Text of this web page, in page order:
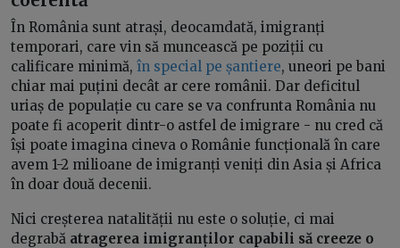
În România sunt atrași, deocamdată, imigranți
temporari, care vin să muncească pe poziții cu
calificare minimă, în special pe șantiere, uneori pe bani
chiar mai puțini decât ar cere românii. Dar deficitul
uriaș de populație cu care se va confrunta România nu
poate fi acoperit dintr-o astfel de imigrare - nu cred că
își poate imagina cineva o Românie funcțională în care
avem 1-2 milioane de imigranți veniți din Asia și Africa
în doar două decenii.
Nici creșterea natalității nu este o soluție, ci mai
degrabă atragerea imigranților capabili să creeze o